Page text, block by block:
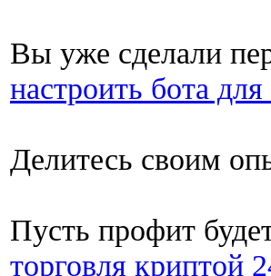
Вы уже сделали
настроить бота
Делитесь своим
Пусть профит
торговля криптой